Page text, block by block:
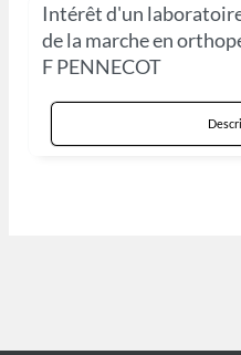
Intérêt d'un
de la marche en
F PENNECOT